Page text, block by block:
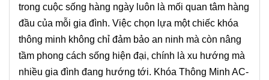
trong cuộc sống hàng ngày luôn là mối quan tâm hàng
đầu của mỗi gia đình. Việc chọn lựa một chiếc khóa
thông minh không chỉ đảm bảo an ninh mà còn nâng
tầm phong cách sống hiện đại, chính là xu hướng mà
nhiều gia đình đang hướng tới. Khóa Thông Minh AC-